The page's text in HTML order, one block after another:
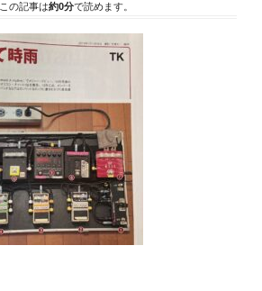
この記事は約0分で読めます。